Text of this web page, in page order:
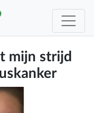
mijn strijd